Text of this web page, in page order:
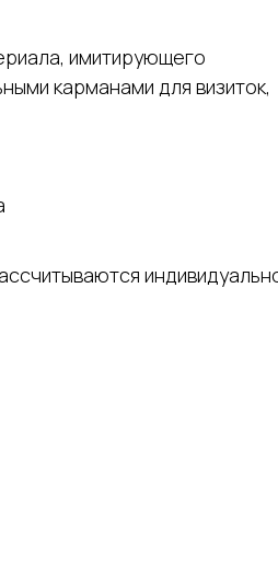
имитирующего
карманами для визиток,